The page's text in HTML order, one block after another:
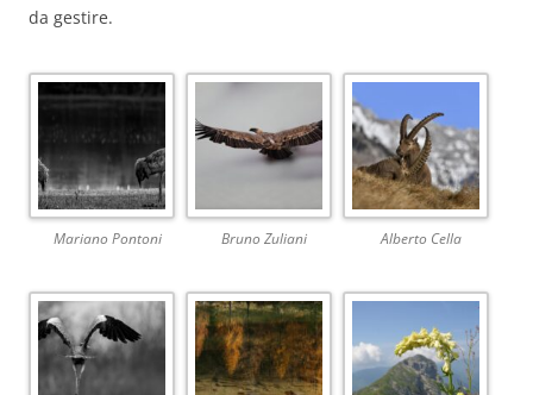
da gestire.
Mariano Pontoni Bruno Zuliani Alberto Cella